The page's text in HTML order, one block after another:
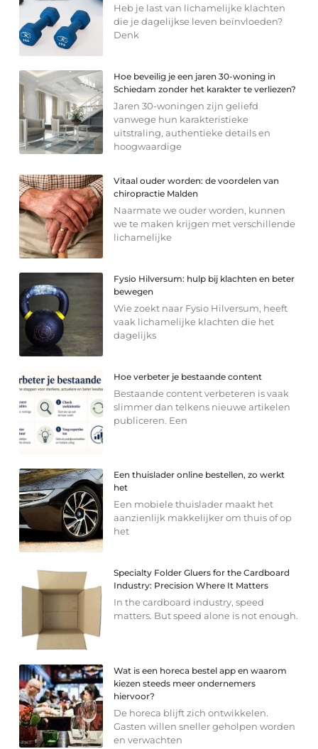
Heb je last van lichamelijke klachten
die je dagelijkse leven beïnvloeden?
Denk
Hoe beveilig je een jaren 30-woning in
Schiedam zonder het karakter te verliezen?
Jaren 30-woningen zijn geliefd
vanwege hun karakteristieke
uitstraling, authentieke details en
hoogwaardige
Vitaal ouder worden: de voordelen van
chiropractie Malden
Naarmate we ouder worden, kunnen
we te maken krijgen met verschillende
lichamelijke
Fysio Hilversum: hulp bij klachten en beter
bewegen
Wie zoekt naar Fysio Hilversum, heeft
vaak lichamelijke klachten die het
dagelijks
Hoe verbeter je bestaande content
Bestaande content verbeteren is vaak
slimmer dan telkens nieuwe artikelen
publiceren. Een
Een thuislader online bestellen, zo werkt
het
Een mobiele thuislader maakt het
aanzienlijk makkelijker om thuis of op
het
Specialty Folder Gluers for the Cardboard
Industry: Precision Where It Matters
In the cardboard industry, speed
matters. But speed alone is not enough.
Wat is een horeca bestel app en waarom
kiezen steeds meer ondernemers
hiervoor?
De horeca blijft zich ontwikkelen.
Gasten willen sneller geholpen worden
en verwachten